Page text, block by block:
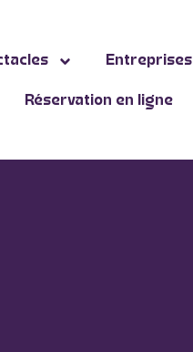
Entreprises
Réservation en ligne